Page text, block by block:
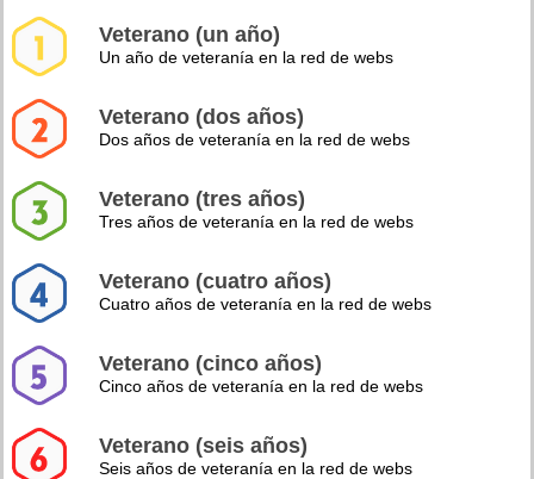
Veterano (un año)
Un año de veteranía en la red de webs
Veterano (dos años)
Dos años de veteranía en la red de webs
Veterano (tres años)
Tres años de veteranía en la red de webs
Veterano (cuatro años)
Cuatro años de veteranía en la red de webs
Veterano (cinco años)
Cinco años de veteranía en la red de webs
Veterano (seis años)
Seis años de veteranía en la red de webs